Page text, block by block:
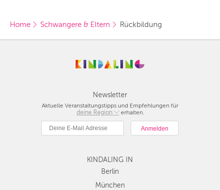
BERLIN
HAMBURG
KÖLN
DÜSSELDORF
HANNOVER
Home Schwangere & Eltern Rückbildung
Newsletter
Aktuelle Veranstaltungstipps und Empfehlungen für
deine Region
Berlin
München
Hamburg
Köln
Düsseldorf
Stuttgart
erhalten.
KINDALING IN
Berlin
München